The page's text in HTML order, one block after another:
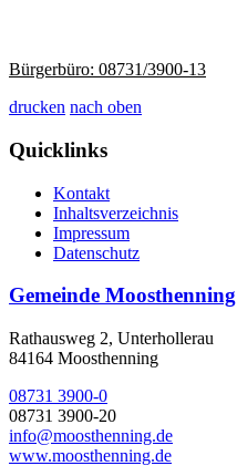
Bürgerbüro: 08731/3900-13
drucken nach oben
Quicklinks
Kontakt
Inhaltsverzeichnis
Impressum
Datenschutz
Gemeinde Moosthenning
Rathausweg 2, Unterhollerau
84164 Moosthenning
08731 3900-0
08731 3900-20
info@moosthenning.de
www.moosthenning.de